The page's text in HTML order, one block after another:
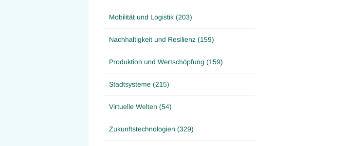
Mobilität und Logistik (203)
Nachhaltigkeit und Resilienz (159)
Produktion und Wertschöpfung (159)
Stadtsysteme (215)
Virtuelle Welten (54)
Zukunftstechnologien (329)